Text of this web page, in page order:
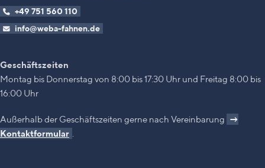
+49 751 560 110
info@weba-fahnen.de
Geschäftszeiten
Montag bis Donnerstag von 8:00 bis 17:30 Uhr und Freitag 8:00 bis
16:00 Uhr
Außerhalb der Geschäftszeiten gerne nach Vereinbarung →
Kontaktformular